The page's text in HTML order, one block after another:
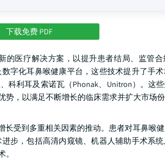
下载免费 PDF
医疗解决方案，以提升患者结局、监管
数字化耳鼻喉健康平台，这些技术提升了手
科利耳及索诺瓦（Phonak、Unitron）。这
，以满足不断增长的临床需求并扩大市场份
长受到多重相关因素的推动。患者对耳鼻喉
步，包括高清内窥镜、机器人辅助手术系